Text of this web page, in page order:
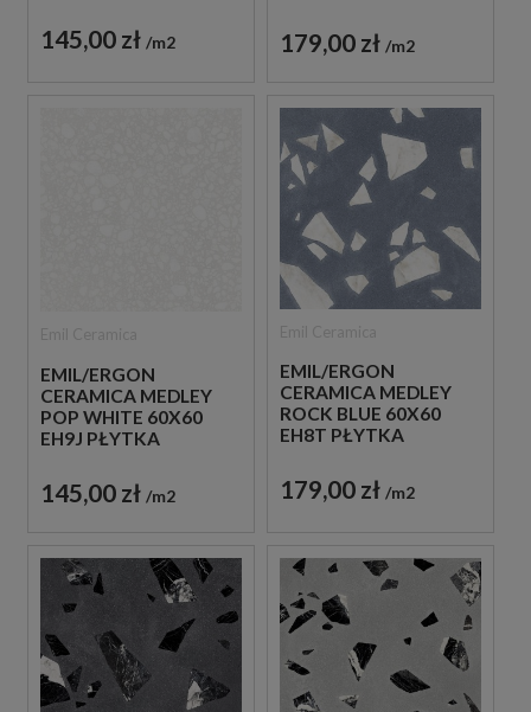
145,00 zł m2 179,00 zł m2
EMIL/ERGON
CERAMICA MEDLEY
POP WHITE 60X60
EH9J PŁYTKA
145,00 zł m2
EMIL/ERGON
CERAMICA MEDLEY
ROCK BLUE 60X60
EH8T PŁYTKA
179,00 zł m2